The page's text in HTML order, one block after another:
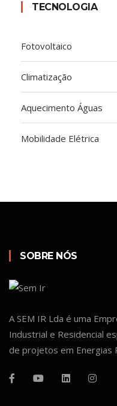
TECNOLOGIA
Fotovoltaico
Climatização
Aquecimento Águas
Mobilidade Elétrica
SOBRE NÓS
A SEM IR Lda é uma
Industrial e Residencial
de projetos em Energias